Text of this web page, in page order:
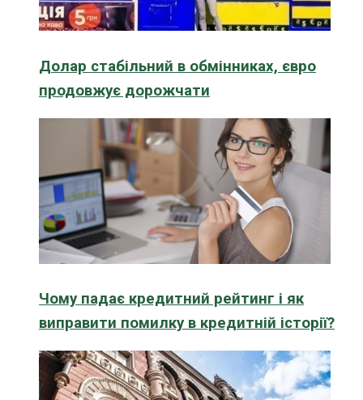
Долар стабільний в обмінниках, євро
продовжує дорожчати
Чому падає кредитний рейтинг і як
виправити помилку в кредитній історії?